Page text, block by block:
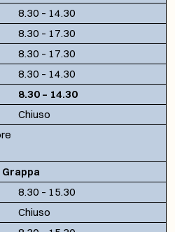
8.30 – 14.30
8.30 – 17.30
8.30 – 17.30
8.30 – 14.30
8.30 – 14.30
Chiuso
8.30 – 15.30
Chiuso